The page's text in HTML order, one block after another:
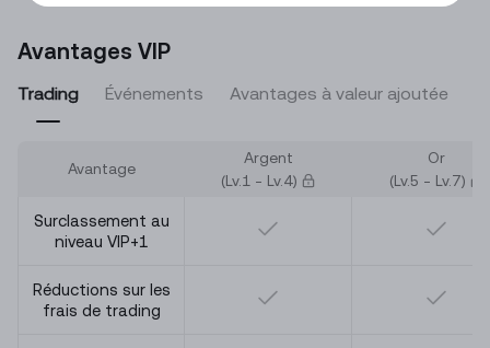
Avantages VIP
Trading Événements Avantages à valeur ajoutée
Avantage
Argent
(Lv.1 - Lv.4)
Or
(Lv.5 - Lv.7)
Surclassement au
niveau VIP+1
Réductions sur les
frais de trading